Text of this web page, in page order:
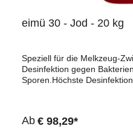
eimü 30 - Jod - 20 kg
Speziell für die Melkzeug-
Desinfektion gegen
Sporen.Höchste
Flächendesinfektion
Zwischendesinfektion enthält
Ab € 98,29*